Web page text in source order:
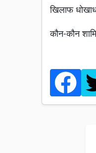
खिलाफ
कौन-कौन